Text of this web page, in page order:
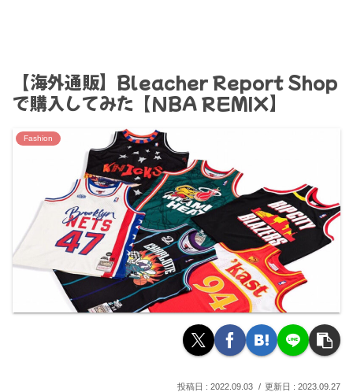
【海外通販】Bleacher Report Shop
で購入してみた【NBA REMIX】
Fashion
2022.09.03 2023.09.27